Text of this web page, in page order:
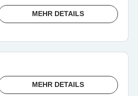
MEHR DETAILS
MEHR DETAILS